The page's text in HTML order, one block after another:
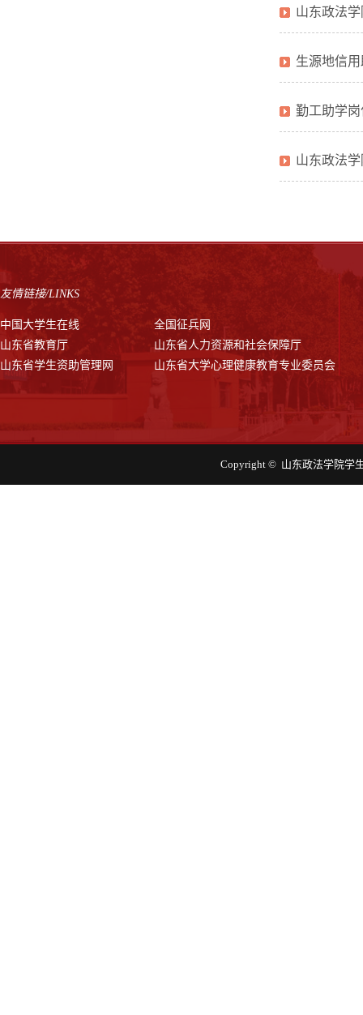
山东政法
生源地信
勤工助学
山东政法
友情链接/LINKS
中国大学生在线
全国征兵网
山东省教育厅
山东省人力资源和社会保障厅
山东省学生资助管理网
山东省大学心理健康教育专业委员会
Copyright © 山东政法学院学